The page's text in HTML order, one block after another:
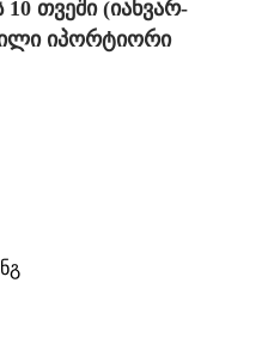
თვეში (იანვარ-
იპორტიორი